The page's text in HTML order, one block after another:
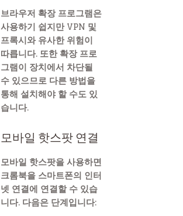
브라우저 확장 프로그램은
사용하기 쉽지만 VPN 및
프록시와 유사한 위험이
따릅니다. 또한 확장 프로
그램이 장치에서 차단될
수 있으므로 다른 방법을
통해 설치해야 할 수도 있
습니다.
모바일 핫스팟 연결
모바일 핫스팟을 사용하면
크롬북을 스마트폰의 인터
넷 연결에 연결할 수 있습
니다. 다음은 단계입니다: